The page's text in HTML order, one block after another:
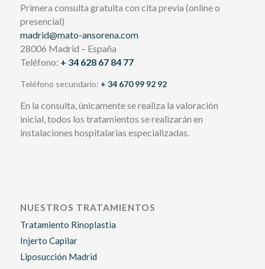
Primera consulta gratuita con cita previa (online o
presencial)
madrid@mato-ansorena.com
28006 Madrid – España
Teléfono: + 34 628 67 84 77
Teléfono secundario: + 34 670 99 92 92
En la consulta, únicamente se realiza la valoración
inicial, todos los tratamientos se realizarán en
instalaciones hospitalarias especializadas.
NUESTROS TRATAMIENTOS
Tratamiento Rinoplastia
Injerto Capilar
Liposucción Madrid